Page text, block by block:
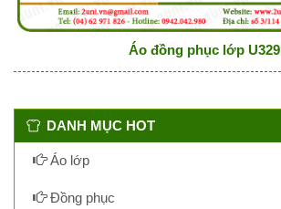
Áo đồng phục lớp U329
DANH MỤC HOT
Áo lớp
Đồng phục